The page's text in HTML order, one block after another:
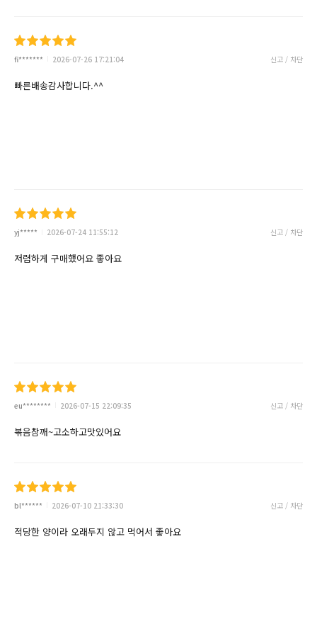
fi******* 2026-07-26 17:21:04 신고 / 차단
빠른배송감사합니다.^^
yj***** 2026-07-24 11:55:12 신고 / 차단
저렴하게 구매했어요 좋아요
eu******** 2026-07-15 22:09:35 신고 / 차단
볶음참깨~고소하고맛있어요
bl****** 2026-07-10 21:33:30 신고 / 차단
적당한 양이라 오래두지 않고 먹어서 좋아요